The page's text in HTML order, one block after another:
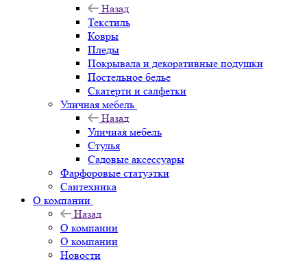
Назад
Текстиль
Ковры
Пледы
Покрывала и декоративные подушки
Постельное белье
Скатерти и салфетки
Уличная мебель
Назад
Уличная мебель
Стулья
Садовые аксессуары
Фарфоровые статуэтки
Сантехника
О компании
Назад
О компании
О компании
Новости